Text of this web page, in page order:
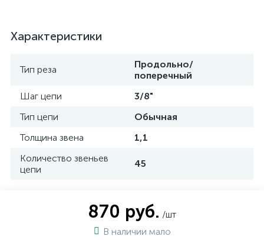
Характеристики
Тип реза
Продольно/
поперечный
Шаг цепи
3/8"
Тип цепи
Обычная
Толщина звена
1,1
Количество звеньев
цепи
45
870 руб. /шт
В наличии мало